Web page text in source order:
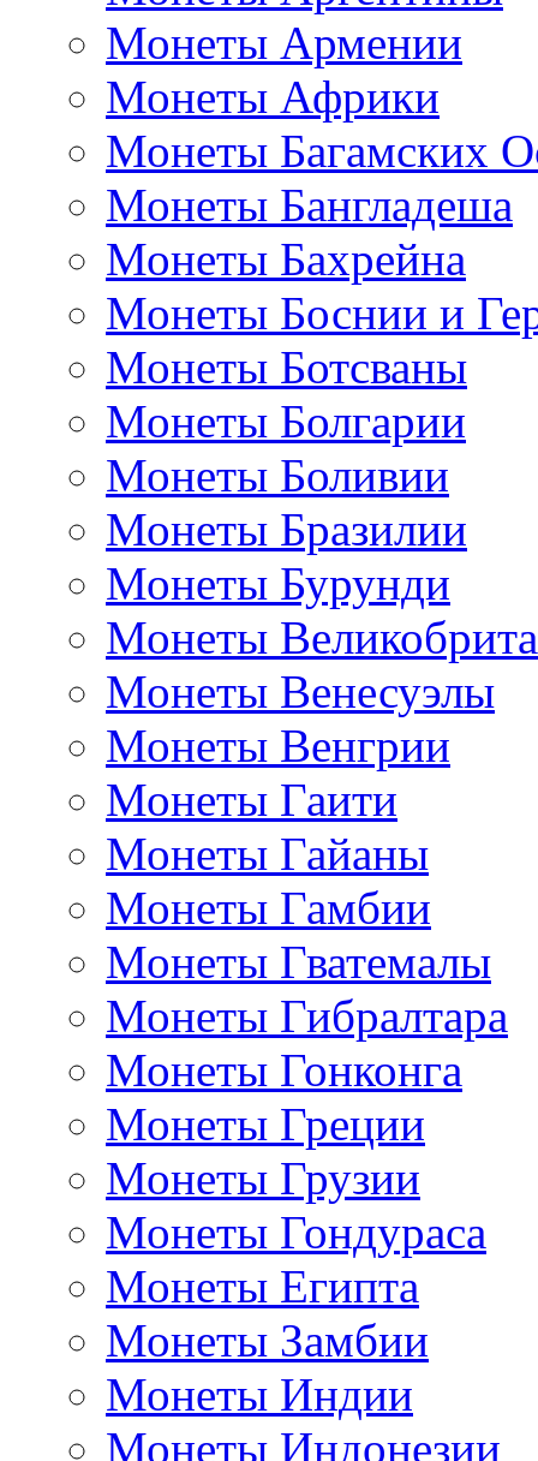
Монеты Армении
Монеты Африки
Монеты Багамских
Монеты Бангладеша
Монеты Бахрейна
Монеты Боснии и
Монеты Ботсваны
Монеты Болгарии
Монеты Боливии
Монеты Бразилии
Монеты Бурунди
Монеты
Монеты Венесуэлы
Монеты Венгрии
Монеты Гаити
Монеты Гайаны
Монеты Гамбии
Монеты Гватемалы
Монеты Гибралтара
Монеты Гонконга
Монеты Греции
Монеты Грузии
Монеты Гондураса
Монеты Египта
Монеты Замбии
Монеты Индии
Монеты Индонезии